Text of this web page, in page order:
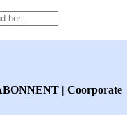
| Coorporate